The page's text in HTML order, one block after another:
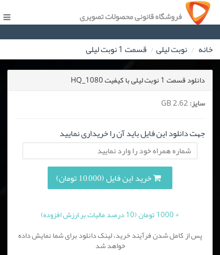
فروشگاه قانونی محصولات تصویری
خانه نوبت لیلی قسمت 1 نوبت لیلی
دانلود قسمت 1 نوبت لیلی با کیفیت HQ_1080
سایز:
جهت دانلود این فایل باید آن را خریداری نمایید
خرید این فایل (10,000 تومان)
+ 1000 تومان (10 درصد مالیات بر ارزش افزوده)
پس از کامل شدن فرآیند خرید، لینک دانلود برای شما نمایش داده
خواهد شد